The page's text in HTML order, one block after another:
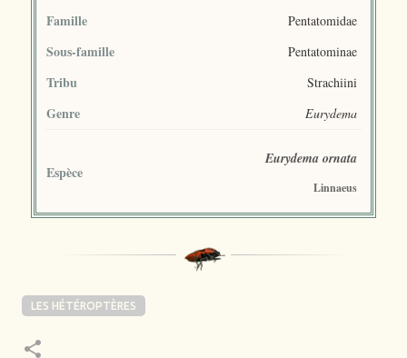
Famille Pentatomidae
Sous-famille Pentatominae
Tribu Strachiini
Genre Eurydema
Espèce
Eurydema ornata
Linnaeus
LES HÉTÉROPTÈRES